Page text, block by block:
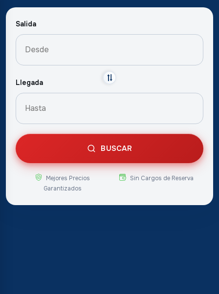
Salida
Llegada
BUSCAR
Mejores Precios
Garantizados
Sin Cargos de Reserva